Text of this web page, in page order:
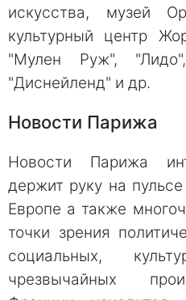
искусства, музей
культурный центр
"Мулен Руж",
"Диснейленд" и др.
Новости Парижа
Новости Парижа
держит руку на
Европе а также
точки зрения
социальных,
чрезвычайных